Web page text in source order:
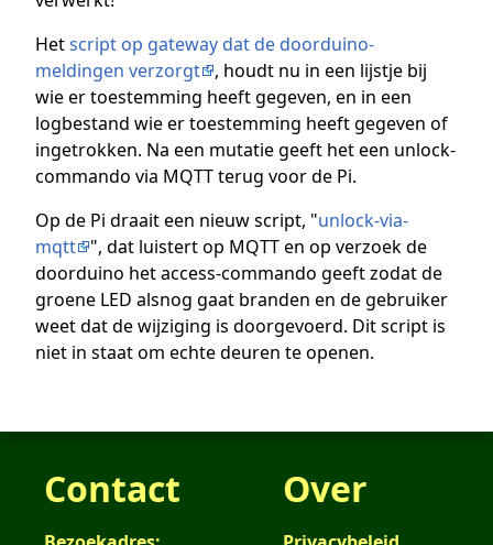
Hetscript op gateway dat de doorduino-
meldingen verzorgt
, houdt nu in een lijstje bij
wie er toestemming heeft gegeven, en in een
logbestand wie er toestemming heeft gegeven of
ingetrokken. Na een mutatie geeft het een unlock-
commando via MQTT terug voor de Pi.
Op de Pi draait een nieuw script, "unlock-via-
mqtt
", dat luistert op MQTT en op verzoek de
doorduino het access-commando geeft zodat de
groene LED alsnog gaat branden en de gebruiker
weet dat de wijziging is doorgevoerd. Dit script is
niet in staat om echte deuren te openen.
Contact Over